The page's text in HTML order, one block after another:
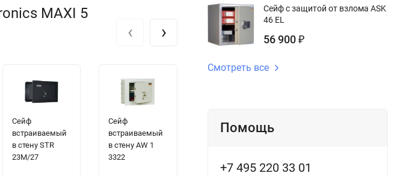
MAXI 5
Сейф
встраиваемый
в стену STR
23M/27
Сейф
встраиваемый
в стену AW 1
3322
Сейф с
защитой от
‹ ›
Сейф с защитой от взлома ASK
46 EL
56 900 ₽
Смотреть все
Помощь
+7 495 220 33 01